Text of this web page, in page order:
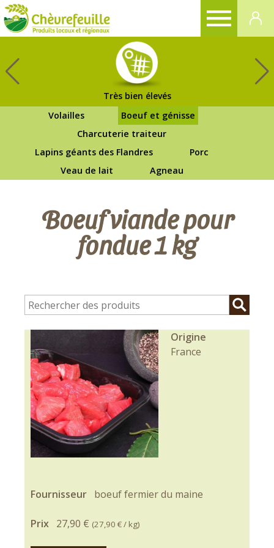
Très bien élevés
Volailles
Boeuf et génisse
Charcuterie traiteur
Lapins géants des Flandres
Porc
Veau de lait
Agneau
Boeuf viande pour
fondue 1 kg
Origine
France
Fournisseur boeuf fermier du maine
Prix 27,90 € (27,90 €/ kg)